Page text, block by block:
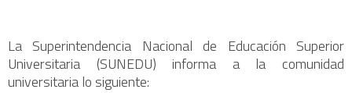
La Superintendencia Nacional de Educación Superior
Universitaria (SUNEDU) informa a la comunidad
universitaria lo siguiente: